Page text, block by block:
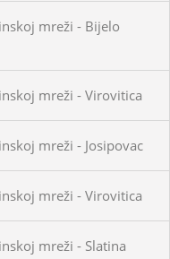
mreži - Bijelo
mreži - Virovitica
mreži - Josipovac
mreži - Virovitica
mreži - Slatina